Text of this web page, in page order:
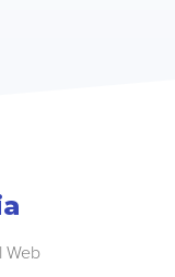
Web